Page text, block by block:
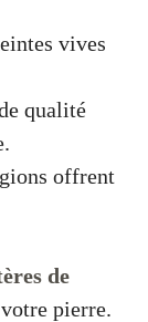
vives
qualité
offrent
de
pierre.